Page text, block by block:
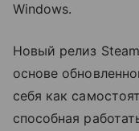
Windows.
Новый релиз
основе
себя как
способная